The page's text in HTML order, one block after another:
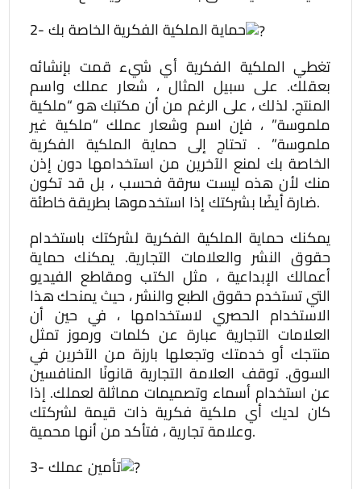
2- حماية الملكية الفكرية الخاصة بك
تغطي الملكية الفكرية أي شيء قمت بإنشائه
بعقلك. على سبيل المثال ، شعار عملك واسم
المنتج. لذلك ، على الرغم من أن مكتبك هو “ملكية
ملموسة” ، فإن اسم وشعار عملك “ملكية غير
ملموسة” . تحتاج إلى حماية الملكية الفكرية
الخاصة بك لمنع الآخرين من استخدامها دون إذن
منك لأن هذه ليست سرقة فحسب ، بل قد تكون
ضارة أيضًا بشركتك إذا استخدموها بطريقة خاطئة.
يمكنك حماية الملكية الفكرية لشركتك باستخدام
حقوق النشر والعلامات التجارية. يمكنك حماية
أعمالك الإبداعية ، مثل الكتب ومقاطع الفيديو
التي تستخدم حقوق الطبع والنشر ، حيث يمنحك هذا
الاستخدام الحصري لاستخدامها ، في حين أن
العلامات التجارية عبارة عن كلمات ورموز تمثل
منتجك أو خدمتك وتجعلها بارزة من الآخرين في
السوق. توقف العلامة التجارية قانونًا المنافسين
عن استخدام أسماء وتصميمات مماثلة لعملك. إذا
كان لديك أي ملكية فكرية ذات قيمة لشركتك
وعلامة تجارية ، فتأكد من أنها محمية.
3- تأمين عملك